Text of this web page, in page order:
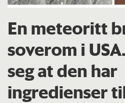
En meteoritt
soverom i
seg at den har
ingredienser